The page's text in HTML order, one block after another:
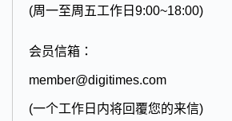
(周一至周五工作日9:00~18:00)
会员信箱：
member@digitimes.com
(一个工作日内将回覆您的来信)